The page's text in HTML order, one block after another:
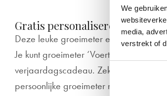
We
media,
verstrekt of
Gratis personaliseren
Deze leuke groeimeter een echte
Je kunt groeimeter ‘Voertuigen’
verjaardagscadeau. Zeker weten dat
persoonlijke groeimeter natuurlijk het